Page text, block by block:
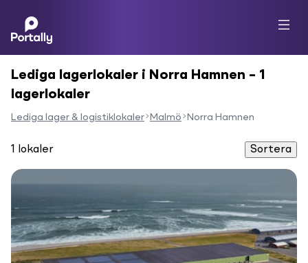
Lediga lagerlokaler i Norra Hamnen – 1
lagerlokaler
Lediga lager & logistiklokaler Malmö Norra Hamnen
1 lokaler Sortera